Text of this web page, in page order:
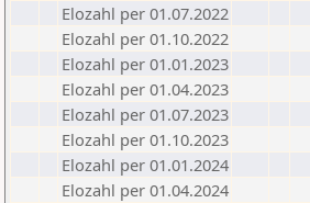
Elozahl per 01.07.2022
Elozahl per 01.10.2022
Elozahl per 01.01.2023
Elozahl per 01.04.2023
Elozahl per 01.07.2023
Elozahl per 01.10.2023
Elozahl per 01.01.2024
Elozahl per 01.04.2024